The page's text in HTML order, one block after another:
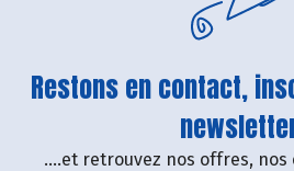
Restons en contact,
....et retrouvez nos offres, nos